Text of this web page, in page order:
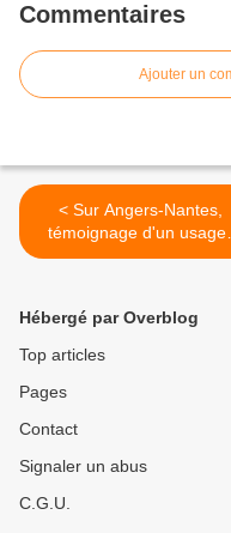
Commentaires
Ajouter un
< Sur Angers-Nantes,
témoignage d'un usager
des TER... au quotidien
Hébergé par Overblog
Top articles
Pages
Contact
Signaler un abus
C.G.U.